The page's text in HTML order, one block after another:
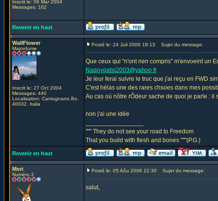
Inscrit le: 06 Mar 2004
Messages: 102
Revenir en haut
WallFlower
Majordome
Inscrit le: 27 Oct 2004
Messages: 440
Localisation: Camugnano.Bo.
40032. Italia
Posté le: 24 Juil 2006 18:13 Sujet du message:
Que ceux qui "n'ont rien compris" m'envoeint un
Naqoyqatsi2003@yahoo.fr
Je leur ferai suivre le truc que j'ai reçu en FWD
C'est hélas une des rares chsoes dans mes
Au cas où nôtre rÔdeur sache de quoi je parle :
non j'ai une idée
""" They do not see your road to Freedom
That you build with flesh and bones """(P.G.)
Revenir en haut
Mori
Numéro 2
Posté le: 05 Aôu 2006 22:30 Sujet du message:
salut,